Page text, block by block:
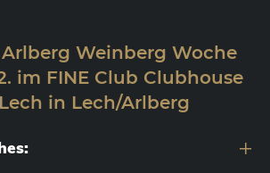
Arlberg Weinberg Woche
im FINE Club Clubhouse
in Lech/Arlberg